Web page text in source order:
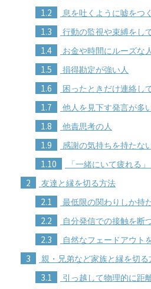
1.2 息を吐くように嘘をつ
1.3 行動の監視や束縛をし
1.4 お金や時間にルーズな人
1.5 損得勘定が強い人
1.6 困ったときだけ連絡し
1.7 他人を見下す発言が多
1.8 他責思考の人
1.9 感謝の気持ちを持たな
1.10 「一緒にいて疲れる
2 友達と縁を切る方法
2.1 最低限の関わりしか持
2.2 自分発信での接触を断
2.3 自然なフェードアウト
3 親・兄弟など家族と縁を切る
3.1 引っ越して物理的に距